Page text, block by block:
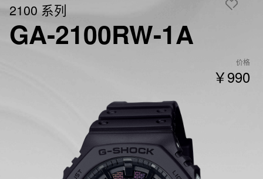
2100 系列
GA-2100RW-1A
价格
￥990